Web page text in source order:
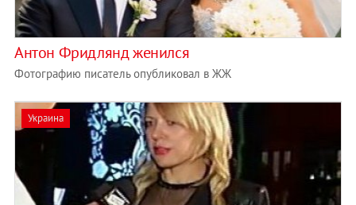
Антон Фридлянд женился
Фотографию писатель опубликовал в ЖЖ
Украина